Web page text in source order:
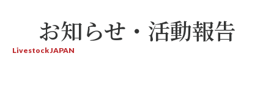
お知らせ・活動報告
Livestock JAPAN